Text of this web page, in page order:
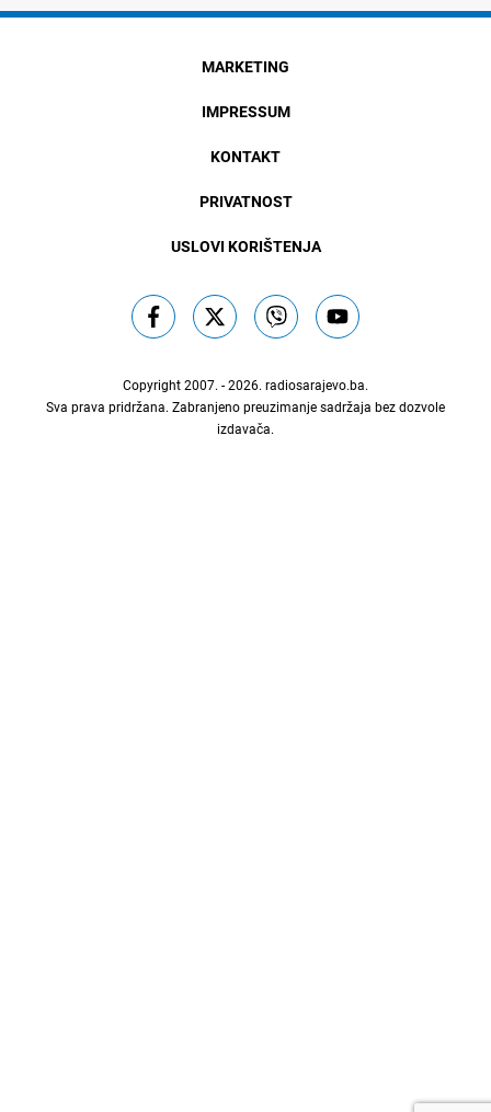
MARKETING
IMPRESSUM
KONTAKT
PRIVATNOST
USLOVI KORIŠTENJA
Copyright 2007. - 2026. radiosarajevo.ba.
Sva prava pridržana. Zabranjeno preuzimanje sadržaja bez dozvole
izdavača.